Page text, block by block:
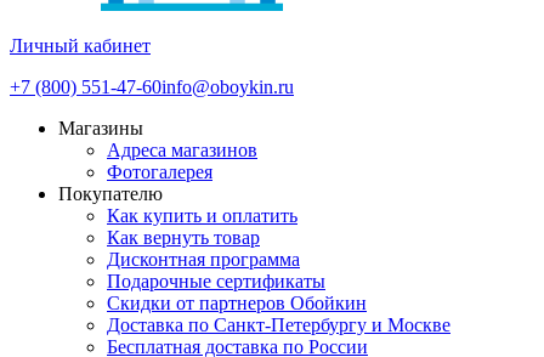
Личный кабинет
+7 (800) 551-47-60info@oboykin.ru
Магазины
Адреса магазинов
Фотогалерея
Покупателю
Как купить и оплатить
Как вернуть товар
Дисконтная программа
Подарочные сертификаты
Скидки от партнеров Обойкин
Доставка по Санкт-Петербургу и Москве
Бесплатная доставка по России